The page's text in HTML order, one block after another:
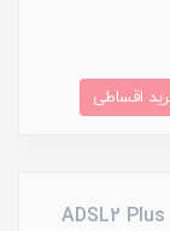
مودم روتر ADSL2 Plus